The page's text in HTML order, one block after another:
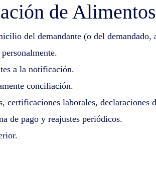
de Alimentos
del demandante (o del demandado,
a la notificación.
conciliación.
certificaciones laborales, declaraciones
de pago y reajustes periódicos.